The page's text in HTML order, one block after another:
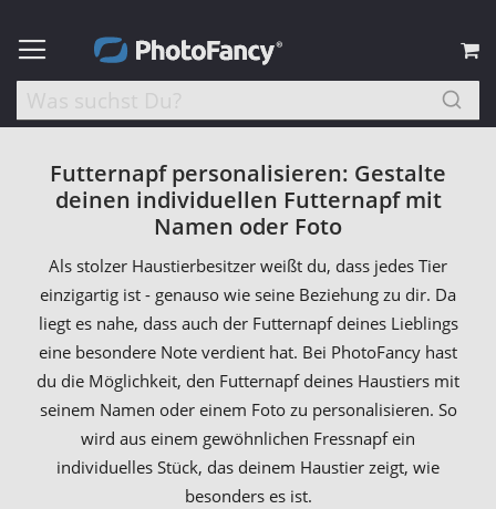
Futternapf personalisieren: Gestalte
deinen individuellen Futternapf mit
Namen oder Foto
Als stolzer Haustierbesitzer weißt du, dass jedes Tier
einzigartig ist - genauso wie seine Beziehung zu dir. Da
liegt es nahe, dass auch der Futternapf deines Lieblings
eine besondere Note verdient hat. Bei PhotoFancy hast
du die Möglichkeit, den Futternapf deines Haustiers mit
seinem Namen oder einem Foto zu personalisieren. So
wird aus einem gewöhnlichen Fressnapf ein
individuelles Stück, das deinem Haustier zeigt, wie
besonders es ist.